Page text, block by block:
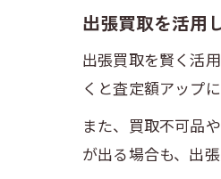
出張買取を活用
出張買取を賢く活
くと査定額アップ
また、買取不可品
が出る場合も、出